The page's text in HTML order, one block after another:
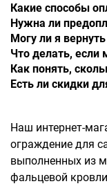
Какие способы
Нужна ли
Могу ли я
Что делать, если
Как понять,
Есть ли скидки
Наш интернет-
ограждение для
выполненных из
фальцевой